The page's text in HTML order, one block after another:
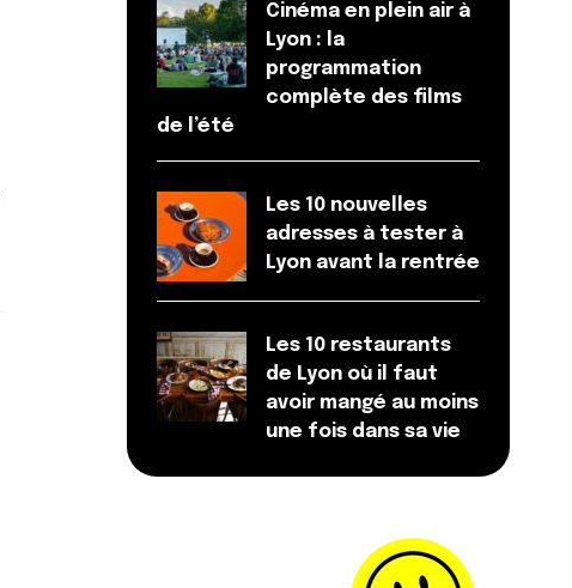
Cinéma en plein air à
Lyon : la
programmation
complète des films
de l’été
Les 10 nouvelles
adresses à tester à
Lyon avant la rentrée
Les 10 restaurants
de Lyon où il faut
avoir mangé au moins
une fois dans sa vie